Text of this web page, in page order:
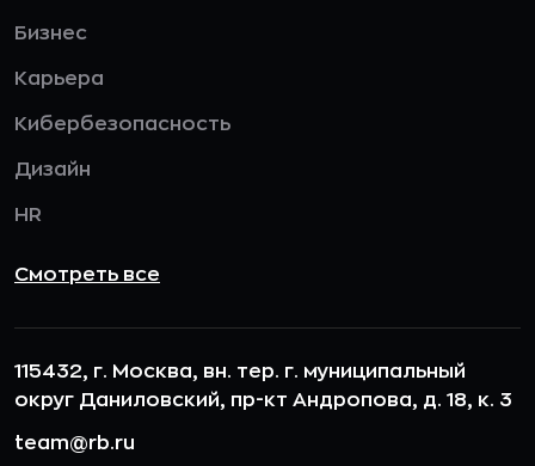
Бизнес
Карьера
Кибербезопасность
Дизайн
HR
Смотреть все
115432, г. Москва, вн. тер. г. муниципальный
округ Даниловский, пр-кт Андропова, д. 18, к. 3
team@rb.ru